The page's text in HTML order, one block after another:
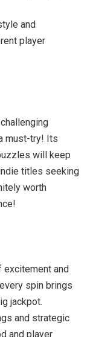
and
player
must-try! Its
will keep
titles seeking
worth
excitement and
spin brings
jackpot.
and strategic
and player